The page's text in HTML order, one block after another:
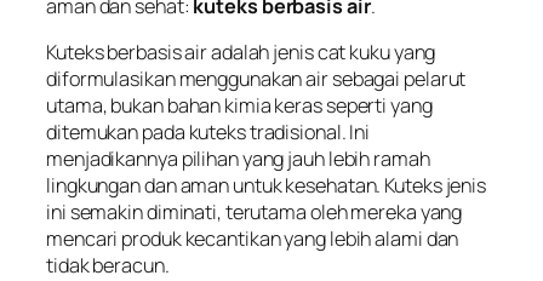
aman dan sehat: kuteks berbasis air.
Kuteks berbasis air adalah jenis cat kuku yang
diformulasikan menggunakan air sebagai pelarut
utama, bukan bahan kimia keras seperti yang
ditemukan pada kuteks tradisional. Ini
menjadikannya pilihan yang jauh lebih ramah
lingkungan dan aman untuk kesehatan. Kuteks jenis
ini semakin diminati, terutama oleh mereka yang
mencari produk kecantikan yang lebih alami dan
tidak beracun.